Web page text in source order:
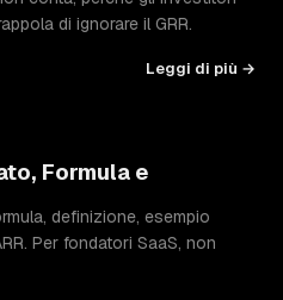
di ignorare il GRR.
Leggi di più →
Formula e
definizione, esempio
Per fondatori SaaS, non